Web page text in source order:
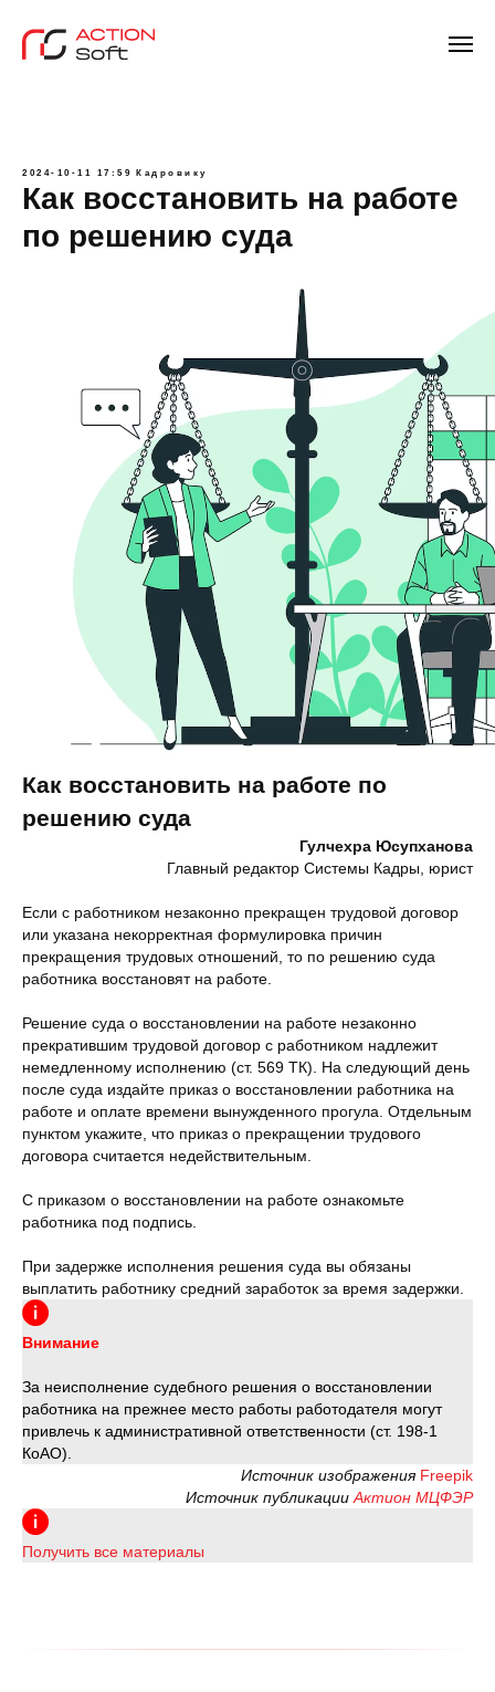
2024-10-11 17:59 Кадровику
Как восстановить на работе
по решению суда
Как восстановить на работе по
решению суда
Гулчехра Юсупханова
Главный редактор Системы Кадры, юрист
Если с работником незаконно прекращен трудовой договор
или указана некорректная формулировка причин
прекращения трудовых отношений, то по решению суда
работника восстановят на работе.
Решение суда о восстановлении на работе незаконно
прекратившим трудовой договор с работником надлежит
немедленному исполнению (ст. 569 ТК). На следующий день
после суда издайте приказ о восстановлении работника на
работе и оплате времени вынужденного прогула. Отдельным
пунктом укажите, что приказ о прекращении трудового
договора считается недействительным.
С приказом о восстановлении на работе ознакомьте
работника под подпись.
При задержке исполнения решения суда вы обязаны
выплатить работнику средний заработок за время задержки.
Внимание
За неисполнение судебного решения о восстановлении
работника на прежнее место работы работодателя могут
привлечь к административной ответственности (ст. 198-1
КоАО).
Источник изображения Freepik
Источник публикации Актион МЦФЭР
Получить все материалы